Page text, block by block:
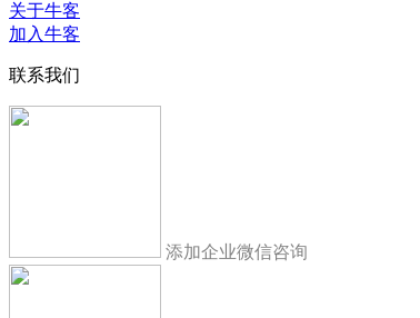
关于牛客
加入牛客
联系我们
添加企业微信咨询